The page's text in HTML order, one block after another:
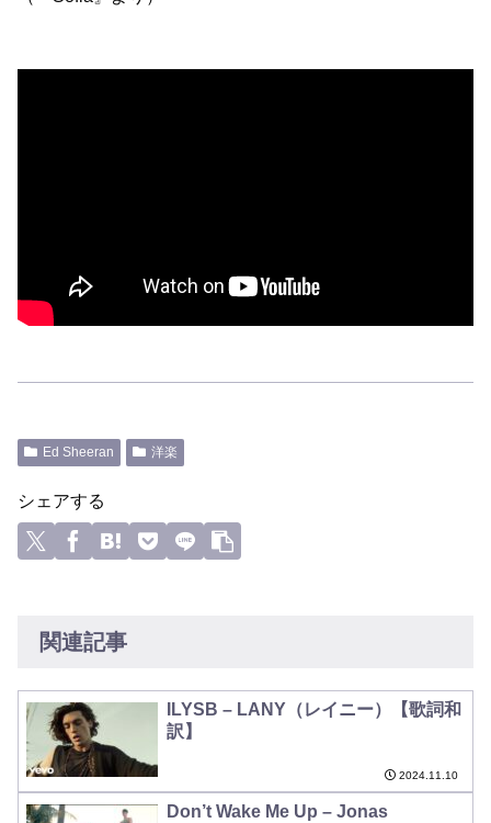
Ed Sheeran 洋楽
シェアする
関連記事
ILYSB – LANY（レイニー）【歌詞和
訳】
2024.11.10
Don’t Wake Me Up – Jonas